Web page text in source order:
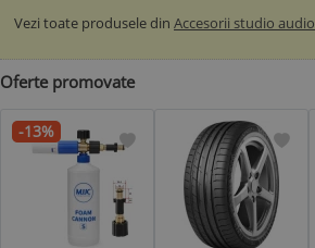
Vezi toate produsele din Accesorii studio audio
Oferte promovate
-13%